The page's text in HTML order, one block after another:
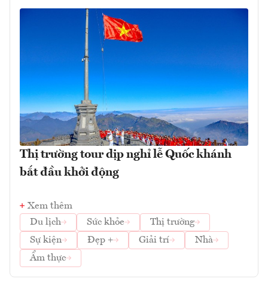
Thị trường tour dịp nghỉ lễ Quốc khánh
bắt đầu khởi động
Xem thêm
Du lịch
Sức khỏe
Thị trường
Sự kiện
Đẹp + Giải trí
Nhà
Ẩm thực